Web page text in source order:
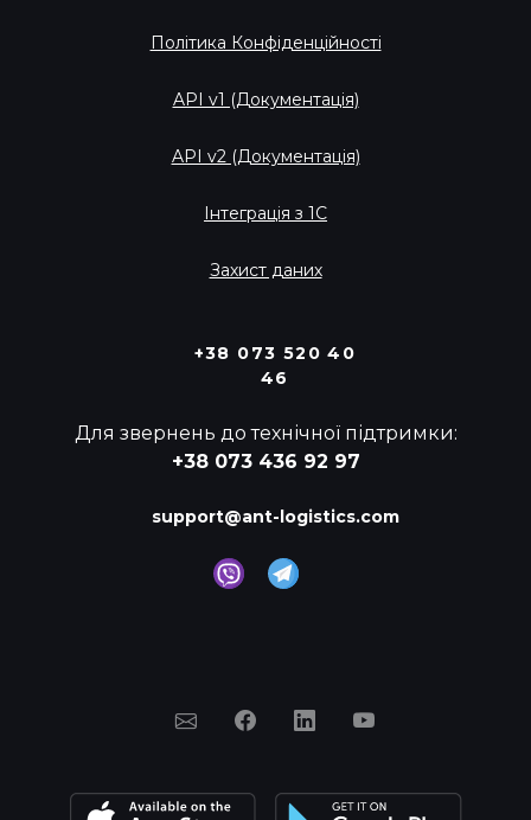
Політика Конфіденційності
API v1 (Документація)
API v2 (Документація)
Інтеграція з 1С
Захист даних
+38 073 520 40
46
Для звернень до технічної підтримки:
+38 073 436 92 97
support@ant-logistics.com